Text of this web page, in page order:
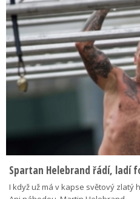
Spartan Helebrand řádí, ladí
I když už má v kapse světový zlatý